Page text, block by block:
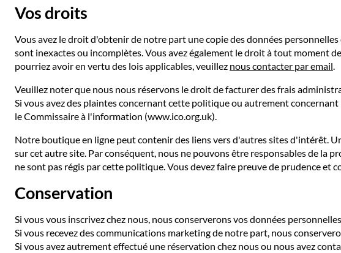
Vos droits
Vous avez le droit d'obtenir de notre part une copie des données
sont inexactes ou incomplètes. Vous avez également le droit à tout moment
pourriez avoir en vertu des lois applicables, veuillez nous contacter par email.
Veuillez noter que nous nous réservons le droit de facturer des frais
Si vous avez des plaintes concernant cette politique ou autrement
le Commissaire à l'information (www.ico.org.uk).
Notre boutique en ligne peut contenir des liens vers d'autres sites d'intérêt.
sur cet autre site. Par conséquent, nous ne pouvons être responsables de la
ne sont pas régis par cette politique. Vous devez faire preuve de prudence
Conservation
Si vous vous inscrivez chez nous, nous conserverons vos données
Si vous recevez des communications marketing de notre part, nous
Si vous avez autrement effectué une réservation chez nous ou nous avez